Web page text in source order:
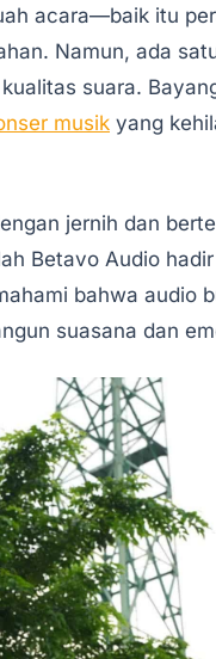
acara—baik itu
Namun, ada
suara.
musik yang
jernih dan
Betavo Audio
bahwa audio
suasana dan